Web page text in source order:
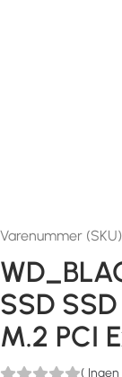
Varenummer
SSD
M.2 PCI
(